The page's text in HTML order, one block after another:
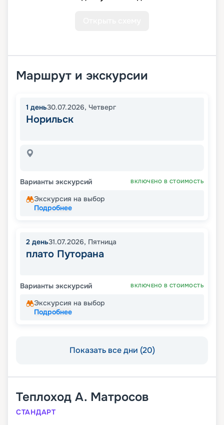
Маршрут и экскурсии
1 день30.07.2026, Четверг
Норильск
Варианты экскурсий ВКЛЮЧЕНО В СТОИМОСТЬ
Экскурсия на выбор
Подробнее
2 день31.07.2026, Пятница
плато Путорана
Варианты экскурсий ВКЛЮЧЕНО В СТОИМОСТЬ
Экскурсия на выбор
Подробнее
Показать все дни (20)
Теплоход А. Матросов
СТАНДАРТ